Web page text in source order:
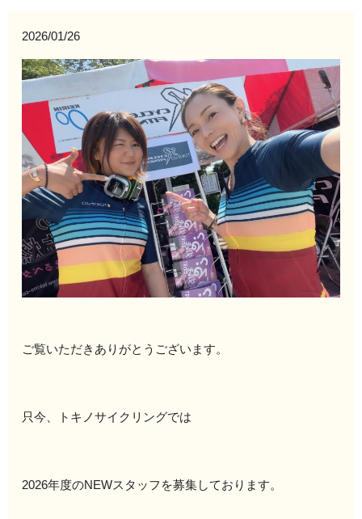
2026/01/26
ご覧いただきありがとうございます。
只今、トキノサイクリングでは
2026年度のNEWスタッフを募集しております。